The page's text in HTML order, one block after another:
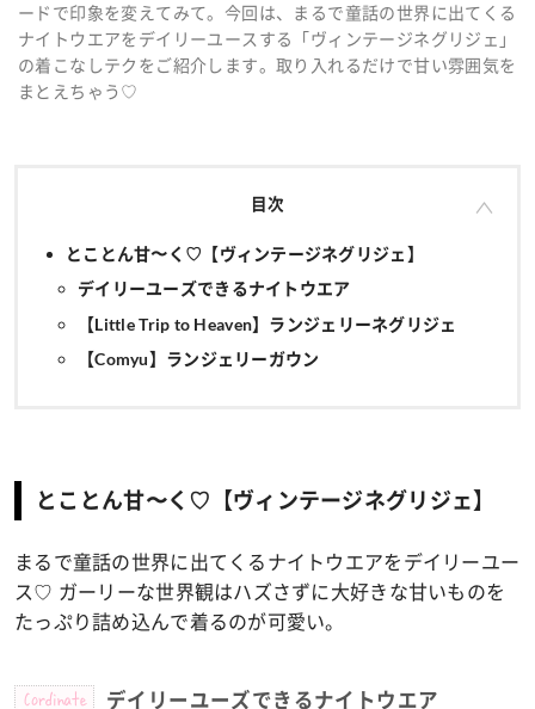
ードで印象を変えてみて。今回は、まるで童話の世界に出てくる
ナイトウエアをデイリーユースする「ヴィンテージネグリジェ」
の着こなしテクをご紹介します。取り入れるだけで甘い雰囲気を
まとえちゃう♡
目次
とことん甘〜く♡【ヴィンテージネグリジェ】
デイリーユーズできるナイトウエア
【Little Trip to Heaven】ランジェリーネグリジェ
【Comyu】ランジェリーガウン
とことん甘〜く♡【ヴィンテージネグリジェ】
まるで童話の世界に出てくるナイトウエアをデイリーユー
ス♡ ガーリーな世界観はハズさずに大好きな甘いものを
たっぷり詰め込んで着るのが可愛い。
Cordinate デイリーユーズできるナイトウエア